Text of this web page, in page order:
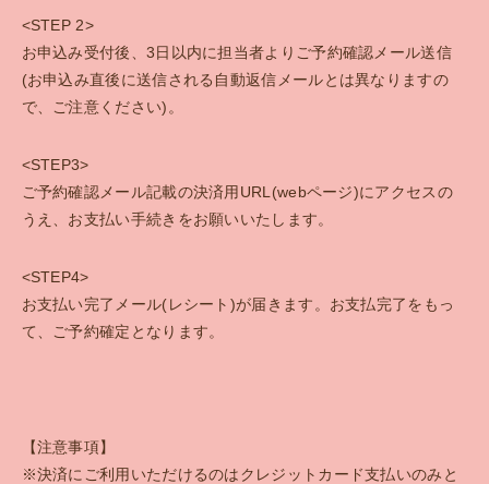
<STEP 2>
お申込み受付後、3日以内に担当者よりご予約確認メール送信
(お申込み直後に送信される自動返信メールとは異なりますの
で、ご注意ください)。
<STEP3>
ご予約確認メール記載の決済用URL(webページ)にアクセスの
うえ、お支払い手続きをお願いいたします。
<STEP4>
お支払い完了メール(レシート)が届きます。お支払完了をもっ
て、ご予約確定となります。
【注意事項】
※決済にご利用いただけるのはクレジットカード支払いのみと